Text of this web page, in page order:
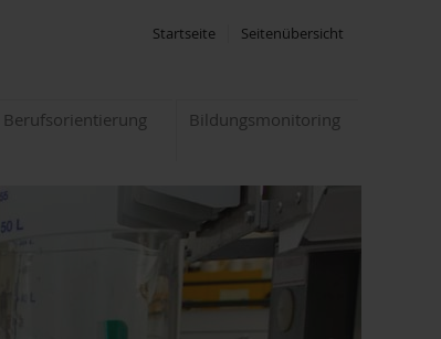
Startseite Seitenübersicht
Berufsorientierung Bildungsmonitoring